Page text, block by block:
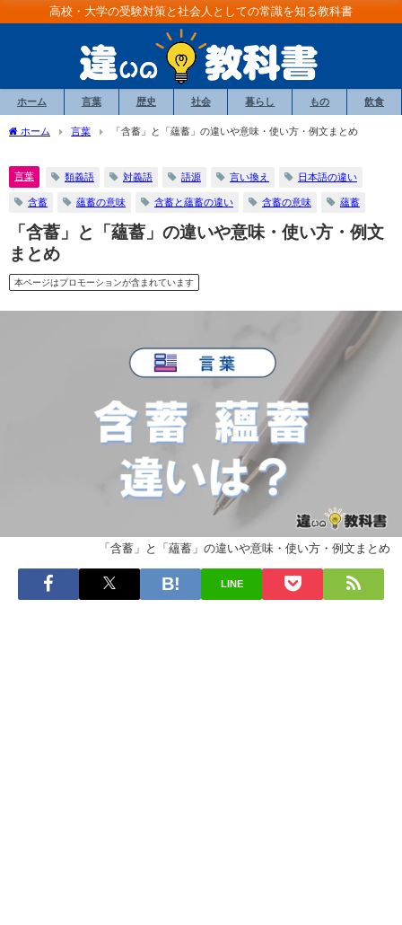
高校・大学の受験対策と社会人としての常識を知る教科書
ホーム 言葉 歴史 社会 暮らし もの 飲食
ホーム 言葉 「含蓄」と「蘊蓄」の違いや意味・使い方・例文まとめ
言葉 類義語 対義語 語源 言い換え 日本語の違い
含蓄 蘊蓄の意味 含蓄と蘊蓄の違い 含蓄の意味 蘊蓄
「含蓄」と「蘊蓄」の違いや意味・使い方・例文
まとめ
本ページはプロモーションが含まれています
「含蓄」と「蘊蓄」の違いや意味・使い方・例文まとめ
LINE